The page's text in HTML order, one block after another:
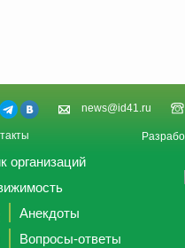
news@id41.ru
организаций
Анекдоты
Вопросы-ответы